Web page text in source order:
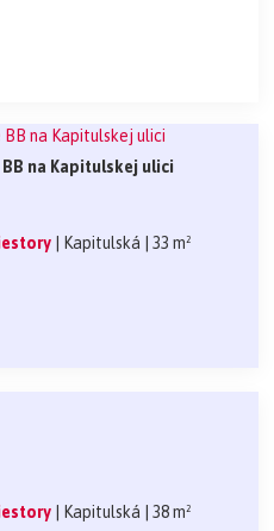
na Kapitulskej ulici
| Kapitulská | 33 m²
| Kapitulská | 38 m²